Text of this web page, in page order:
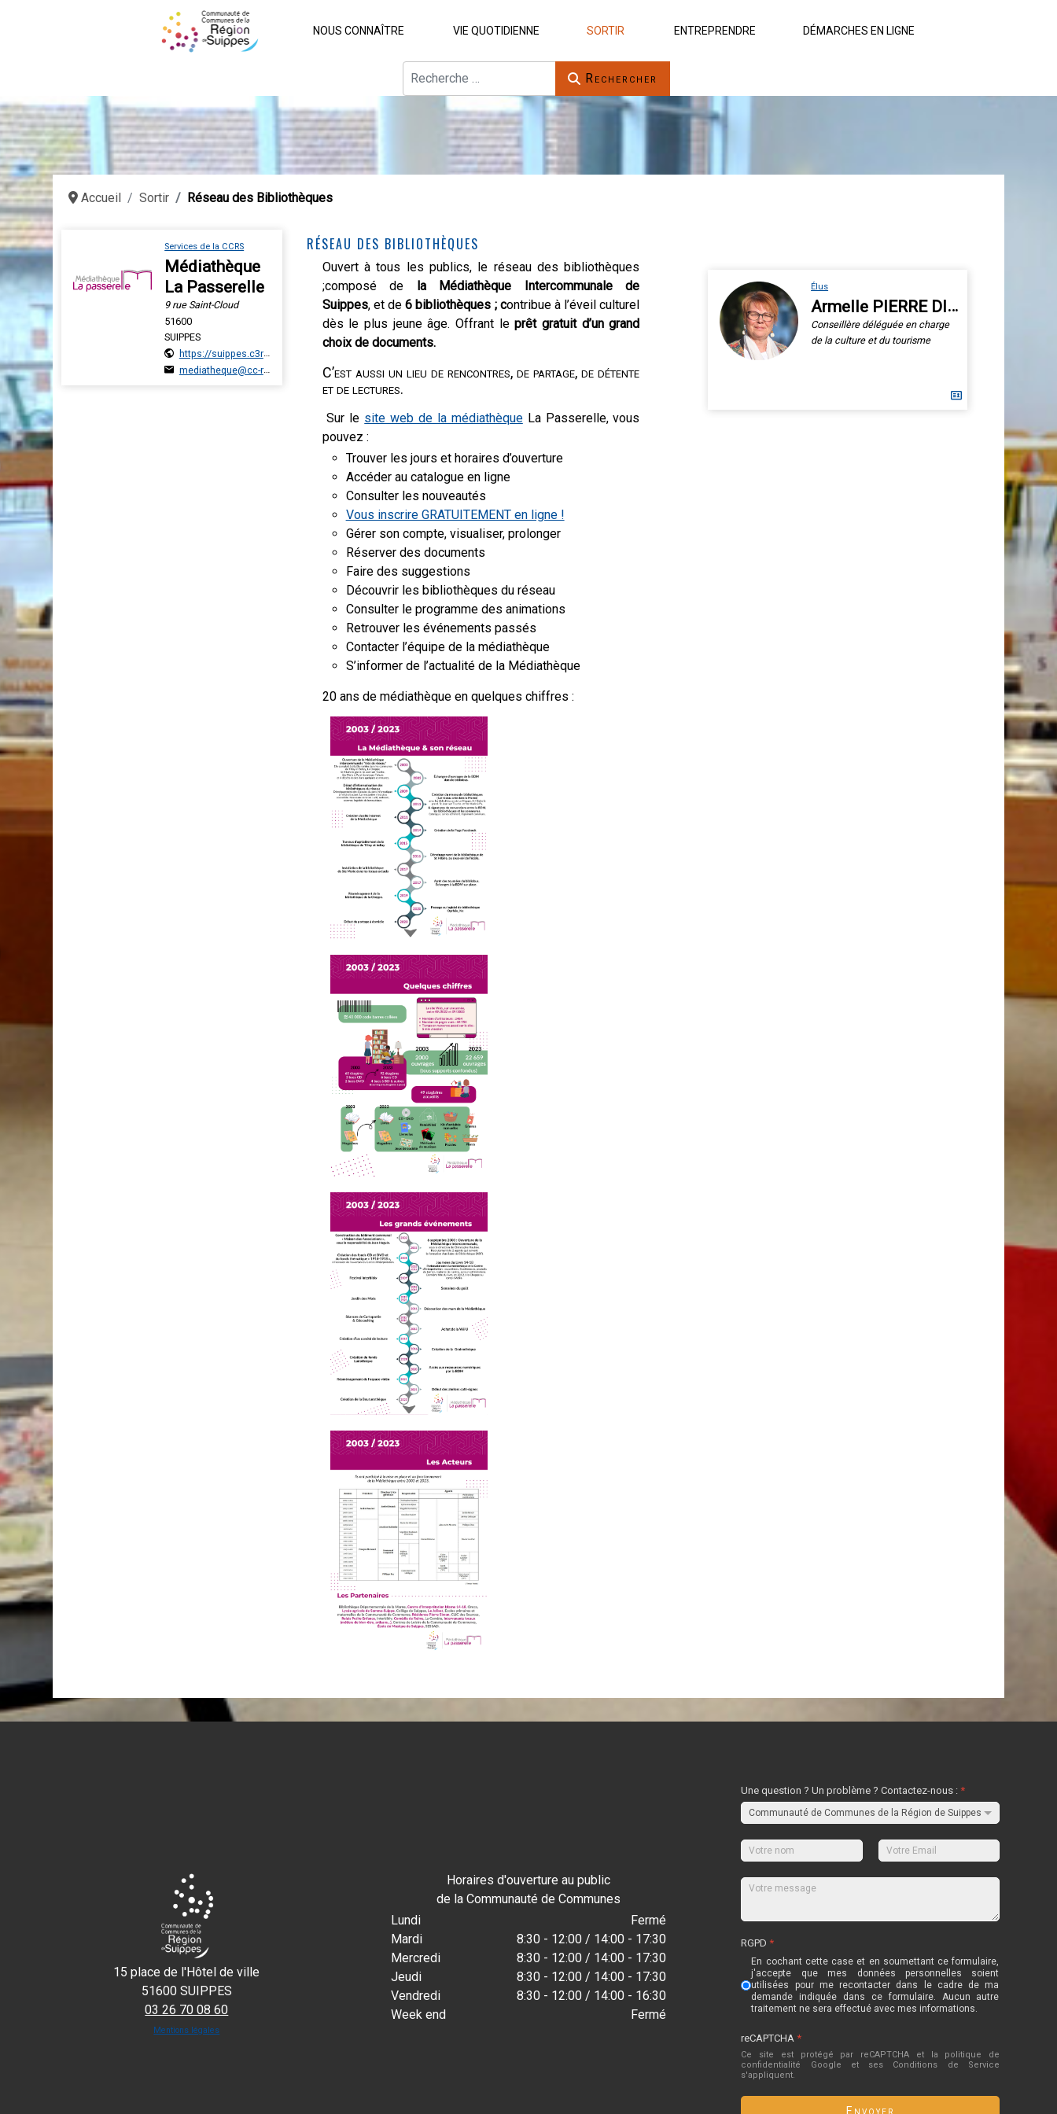
NOUS CONNAÎTRE VIE QUOTIDIENNE SORTIR ENTREPRENDRE DÉMARCHES EN LIGNE
Rechercher
Accueil Sortir Réseau des Bibliothèques
Services de la CCRS
Médiathèque
La Passerelle
9 rue Saint-Cloud
51600
SUIPPES
https://suippes.c3rb.org
mediatheque@cc-regiondesuippes.com
RÉSEAU DES BIBLIOTHÈQUES
Ouvert à tous les publics, le réseau des bibliothèques
;composé de la Médiathèque Intercommunale de
Suippes, et de6 bibliothèques ; contribue à l’éveil culturel
dès le plus jeune âge. Offrant leprêt gratuit d’un grand
choix de documents.
C’est aussi un lieu de rencontres, de partage, de détente
et de lectures.
Sur le site web de la médiathèqueLa Passerelle, vous
pouvez :
Trouver les jours et horaires d’ouverture
Accéder au catalogue en ligne
Consulter les nouveautés
Vous inscrire GRATUITEMENT en ligne !
Gérer son compte, visualiser, prolonger
Réserver des documents
Faire des suggestions
Découvrir les bibliothèques du réseau
Consulter le programme des animations
Retrouver les événements passés
Contacter l’équipe de la médiathèque
S’informer de l’actualité de la Médiathèque
20 ans de médiathèque en quelques chiffres :
Élus
Armelle PIERRE DIT MÉRY
Conseillère déléguée en charge
de la culture et du tourisme
15 place de l'Hôtel de ville
51600 SUIPPES
03 26 70 08 60
Mentions légales
Horaires d'ouverture au public
de la Communauté de Communes
Lundi
Fermé
Mardi
8:30 - 12:00 / 14:00 - 17:30
Mercredi
8:30 - 12:00 / 14:00 - 17:30
Jeudi
8:30 - 12:00 / 14:00 - 17:30
Vendredi
8:30 - 12:00 / 14:00 - 16:30
Week end
Fermé
Une question ? Un problème ? Contactez-nous :*
RGPD*
En cochant cette case et en soumettant ce formulaire,
j'accepte que mes données personnelles soient
utilisées pour me recontacter dans le cadre de ma
demande indiquée dans ce formulaire. Aucun autre
traitement ne sera effectué avec mes informations.
reCAPTCHA*
Ce site est protégé par reCAPTCHA et la politique de
confidentialité
Google et ses Conditions de Service
s'appliquent.
Envoyer